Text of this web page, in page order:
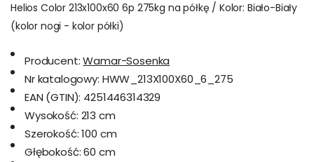
Helios Color 213x100x60 6p 275kg na półkę / Kolor: Biało-Biały
(kolor nogi - kolor półki)
Producent: Wamar-Sosenka
Nr katalogowy: HWW_213X100X60_6_275
EAN (GTIN): 4251446314329
Wysokość: 213 cm
Szerokość: 100 cm
Głębokość: 60 cm